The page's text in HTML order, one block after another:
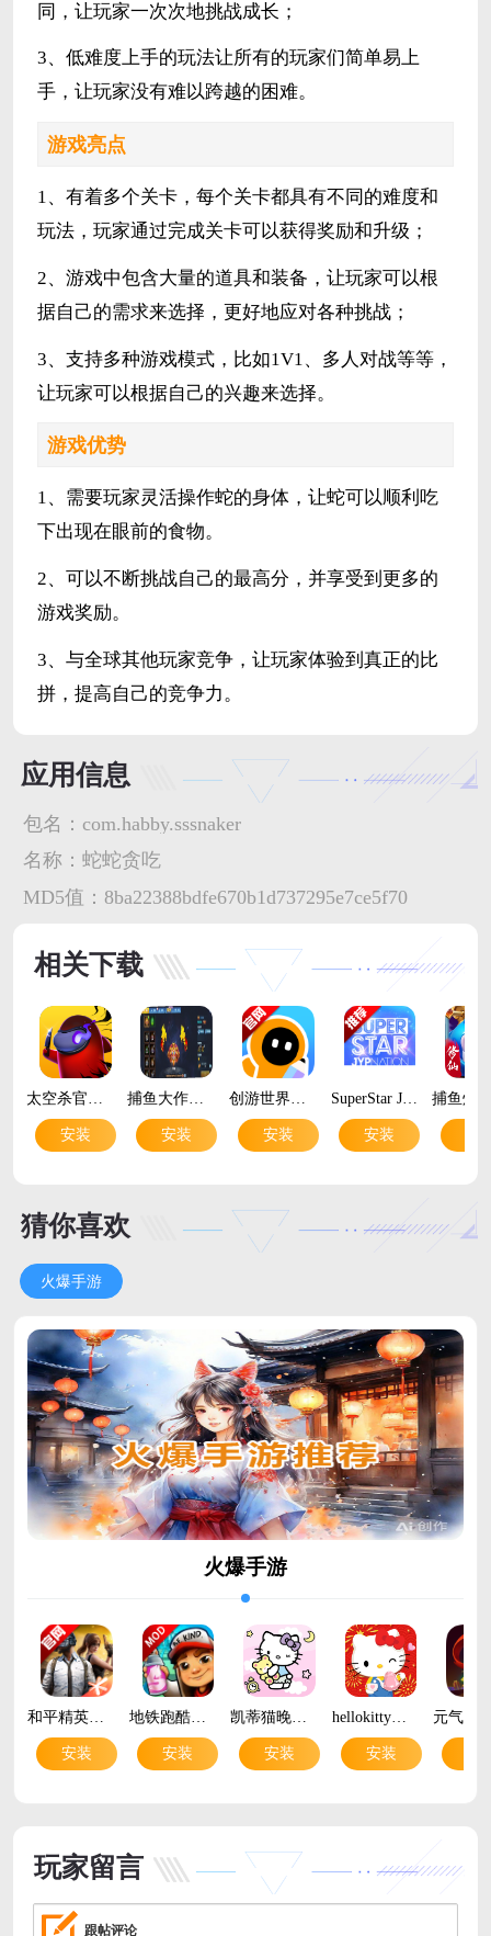
同，让玩家一次次地挑战成长；
3、低难度上手的玩法让所有的玩家们简单易上
手，让玩家没有难以跨越的困难。
游戏亮点
1、有着多个关卡，每个关卡都具有不同的难度和
玩法，玩家通过完成关卡可以获得奖励和升级；
2、游戏中包含大量的道具和装备，让玩家可以根
据自己的需求来选择，更好地应对各种挑战；
3、支持多种游戏模式，比如1V1、多人对战等等，
让玩家可以根据自己的兴趣来选择。
游戏优势
1、需要玩家灵活操作蛇的身体，让蛇可以顺利吃
下出现在眼前的食物。
2、可以不断挑战自己的最高分，并享受到更多的
游戏奖励。
3、与全球其他玩家竞争，让玩家体验到真正的比
拼，提高自己的竞争力。
应用信息
包名： com.habby.sssnaker
名称： 蛇蛇贪吃
MD5值： 8ba22388bdfe670b1d737295e7ce5f70
相关下载
安装 安装 安装
SuperStar JYPnation官方正版v3.31.11 最新版
安装
猜你喜欢
火爆手游
火爆手游
安装
地铁跑酷国际服内置菜单版(subway surfers)v3.63.0 安卓版
安装 安装
hellokitty梦幻咖啡厅官方正版(Hello Kitty Dream Cafe)v2.1.5 官方正版
安装
玩家留言
跟帖评论